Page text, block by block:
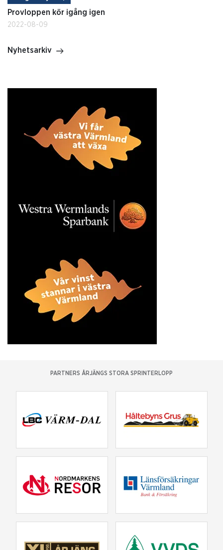
Provloppen kör igång igen
2022-08-09
Nyhetsarkiv
PARTNERS ÅRJÄNGS STORA SPRINTERLOPP